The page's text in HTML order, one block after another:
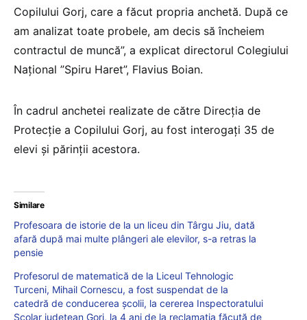
Copilului Gorj, care a făcut propria anchetă. După ce
am analizat toate probele, am decis să încheiem
contractul de muncă”, a explicat directorul Colegiului
Național ”Spiru Haret”, Flavius Boian.
În cadrul anchetei realizate de către Direcția de
Protecție a Copilului Gorj, au fost interogați 35 de
elevi și părinții acestora.
Similare
Profesoara de istorie de la un liceu din Târgu Jiu, dată
afară după mai multe plângeri ale elevilor, s-a retras la
pensie
Profesorul de matematică de la Liceul Tehnologic
Turceni, Mihail Cornescu, a fost suspendat de la
catedră de conducerea școlii, la cererea Inspectoratului
Școlar județean Gorj, la 4 ani de la reclamația făcută de